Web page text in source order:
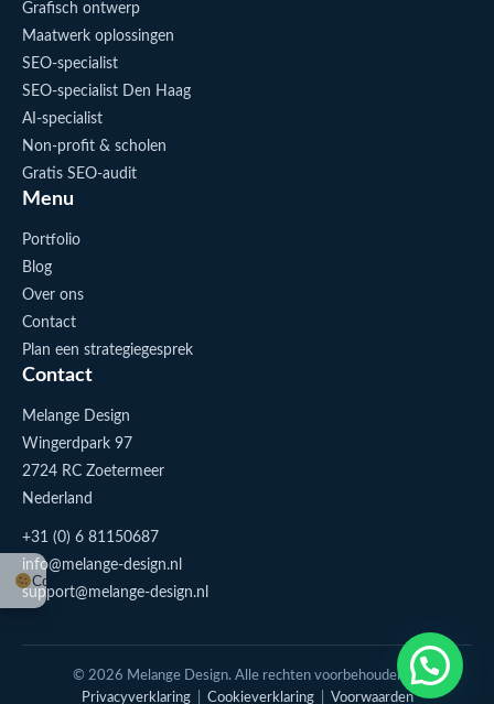
Cookie-instellingen
Stuur me een appje
Grafisch ontwerp
Maatwerk oplossingen
SEO-specialist
SEO-specialist Den Haag
AI-specialist
Non-profit & scholen
Gratis SEO-audit
Menu
Portfolio
Blog
Over ons
Contact
Plan een strategiegesprek
Contact
Melange Design
Wingerdpark 97
2724 RC Zoetermeer
Nederland
+31 (0) 6 81150687
info@melange-design.nl
support@melange-design.nl
© 2026 Melange Design. Alle rechten voorbehouden. |
Privacyverklaring| Cookieverklaring| Voorwaarden